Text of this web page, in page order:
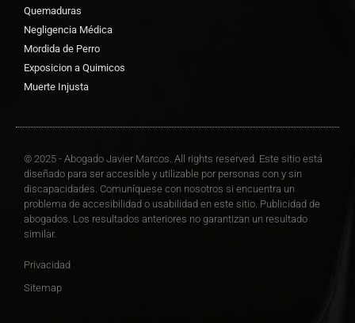
Quemaduras
Negligencia Médica
Mordida de Perro
Exposicion a Quimicos
Muerte Injusta
© 2025 - Abogado Javier Marcos. All rights reserved. Este sitio está
diseñado para ser accesible y utilizable por personas con y sin
discapacidades. Comuníquese con nosotros si encuentra un
problema de accesibilidad o usabilidad en este sitio. Publicidad de
abogados. Los resultados anteriores no garantizan un resultado
similar.
Privacidad
Sitemap